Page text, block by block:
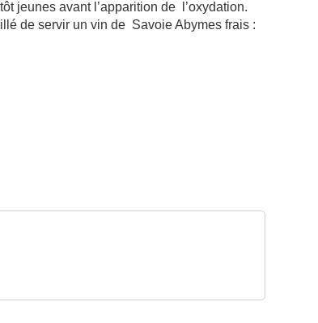
jeunes avant l’apparition de
l’oxydation.
de servir un vin de Savoie Abymes frais :